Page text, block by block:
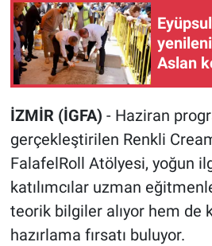
Aslan
İZMİR (İGFA) - Haziran
gerçekleştirilen Renkli
FalafelRoll Atölyesi, yoğun
katılımcılar uzman
teorik bilgiler alıyor hem de
hazırlama fırsatı buluyor.